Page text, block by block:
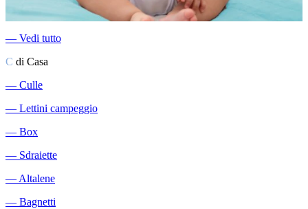
― Vedi tutto
C di Casa
― Culle
― Lettini campeggio
― Box
― Sdraiette
―Altalene
― Bagnetti